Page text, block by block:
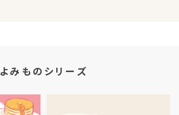
よみものシリーズ